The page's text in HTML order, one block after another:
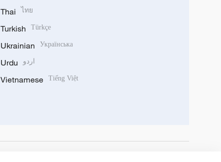
Thai ไทย
Turkish Türkçe
Ukrainian Українська
Urdu اردو
Vietnamese Tiếng Việt